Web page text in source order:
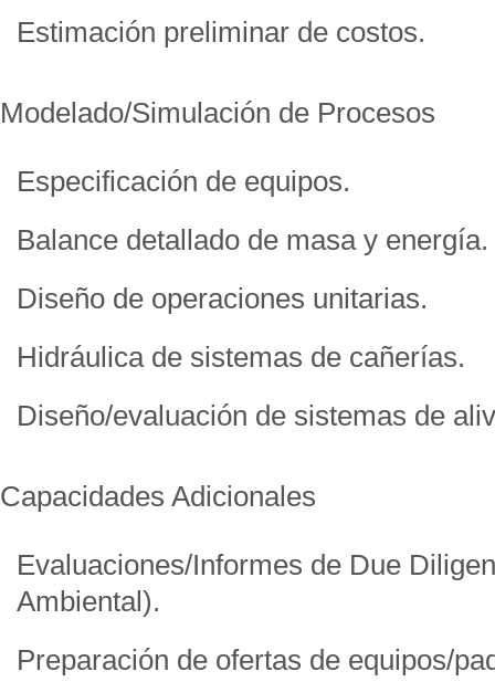
Estimación preliminar de costos.
Modelado/Simulación de Procesos
Especificación de equipos.
Balance detallado de masa y energía.
Diseño de operaciones unitarias.
Hidráulica de sistemas de cañerías.
Diseño/evaluación de sistemas de
Capacidades Adicionales
Evaluaciones/Informes de Due
Ambiental).
Preparación de ofertas de equipos/